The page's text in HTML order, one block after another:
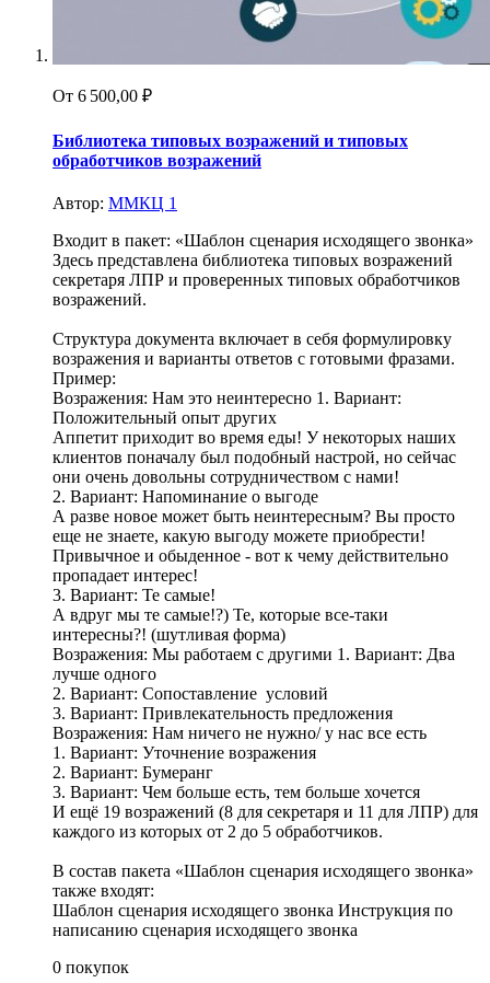
От 6 500,00 ₽
Библиотека типовых возражений и типовых
обработчиков возражений
Автор: ММКЦ 1
Входит в пакет: «Шаблон сценария исходящего звонка»
Здесь представлена библиотека типовых возражений
секретаря ЛПР и проверенных типовых обработчиков
возражений.
Структура документа включает в себя формулировку
возражения и варианты ответов с готовыми фразами.
Пример:
Возражения: Нам это неинтересно 1. Вариант:
Положительный опыт других
Аппетит приходит во время еды! У некоторых наших
клиентов поначалу был подобный настрой, но сейчас
они очень довольны сотрудничеством с нами!
2. Вариант: Напоминание о выгоде
А разве новое может быть неинтересным? Вы просто
еще не знаете, какую выгоду можете приобрести!
Привычное и обыденное - вот к чему действительно
пропадает интерес!
3. Вариант: Те самые!
А вдруг мы те самые!?) Те, которые все-таки
интересны?! (шутливая форма)
Возражения: Мы работаем с другими 1. Вариант: Два
лучше одного
2. Вариант: Сопоставление условий
3. Вариант: Привлекательность предложения
Возражения: Нам ничего не нужно/ у нас все есть
1. Вариант: Уточнение возражения
2. Вариант: Бумеранг
3. Вариант: Чем больше есть, тем больше хочется
И ещё 19 возражений (8 для секретаря и 11 для ЛПР) для
каждого из которых от 2 до 5 обработчиков.
В состав пакета «Шаблон сценария исходящего звонка»
также входят:
Шаблон сценария исходящего звонка Инструкция по
написанию сценария исходящего звонка
0 покупок